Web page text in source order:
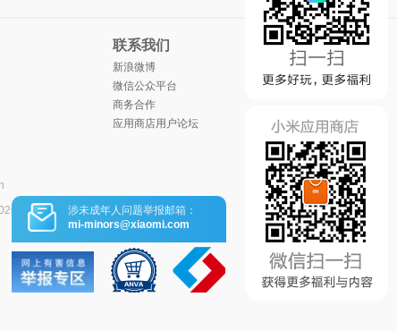
联系我们
新浪微博
微信公众平台
商务合作
应用商店用户论坛
涉未成年人问题举报邮箱：
mi-minors@xiaomi.com